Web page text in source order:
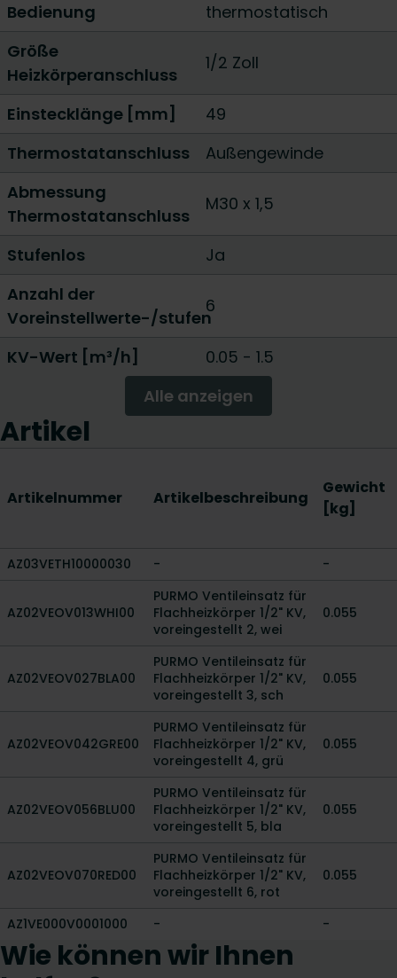
Bedienung
thermostatisch
Größe
Heizkörperanschluss
1/2 Zoll
Einstecklänge [mm]
49
Thermostatanschluss
Außengewinde
Abmessung
Thermostatanschluss
M30 x 1,5
Stufenlos
Ja
Anzahl der
Voreinstellwerte-/stufen
6
KV-Wert [m³/h]
0.05 - 1.5
Alle anzeigen
Artikel
Artikelnummer Artikelbeschreibung
Gewicht
[kg]
AZ03VETH10000030 - -
AZ02VEOV013WHI00
PURMO Ventileinsatz für
Flachheizkörper 1/2" KV,
voreingestellt 2, wei
0.055
AZ02VEOV027BLA00
PURMO Ventileinsatz für
Flachheizkörper 1/2" KV,
voreingestellt 3, sch
0.055
AZ02VEOV042GRE00
PURMO Ventileinsatz für
Flachheizkörper 1/2" KV,
voreingestellt 4, grü
0.055
AZ02VEOV056BLU00
PURMO Ventileinsatz für
Flachheizkörper 1/2" KV,
voreingestellt 5, bla
0.055
AZ02VEOV070RED00
PURMO Ventileinsatz für
Flachheizkörper 1/2" KV,
voreingestellt 6, rot
0.055
AZ1VE000V0001000 - -
Wie können wir Ihnen